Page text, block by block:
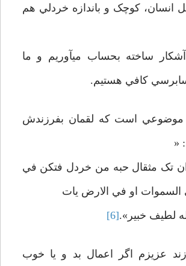
انسان، کوچک و باندازه خردلي هم
آشکار ساخته بحساب ميآوريم و ما
کافي هستيم.
موضوعي است که لقمان بفرزندش
«
ان تک مثقال حبه من خردل فتکن في
او في الارض يات
لطيف خبير».[6]
عزيزم اگر اعمال بد و يا خوب